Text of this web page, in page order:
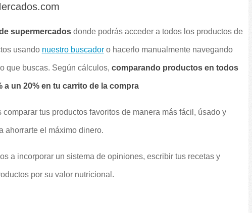
supermercadosdonde podrás acceder a todos los productos de
usando nuestro buscadoro hacerlo manualmente navegando
que buscas. Según cálculos, comparando productos en todos
un 20% en tu carrito de la compra
tus productos favoritos de manera más fácil, úsado y
ahorrarte el máximo dinero.
a incorporar un sistema de opiniones, escribir tus recetas y
por su valor nutricional.